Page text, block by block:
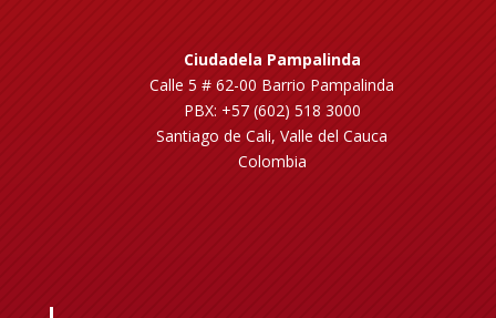
Ciudadela Pampalinda
Calle 5 # 62-00 Barrio Pampalinda
PBX: +57 (602) 518 3000
Santiago de Cali, Valle del Cauca
Colombia